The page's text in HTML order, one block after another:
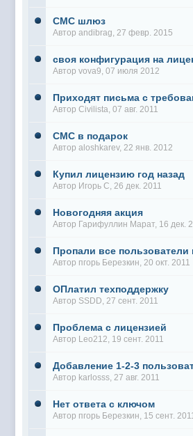
СМС шлюз
Автор andibrag, 27 февр. 2015
своя конфигурация на
Автор vova9, 07 июля 2012
Приходят письма с
Автор Civilista, 07 авг. 2011
СМС в подарок
Автор aloshkarev, 22 янв. 2012
Купил лицензию год назад
Автор Игорь С, 26 дек. 2011
Новогодняя акция
Автор Гарифуллин Марат, 16 дек.
Пропали все пользователи
Автор пгорь Березкин, 20 окт. 2011
ОПлатил техподдержку
Автор SSDD, 27 сент. 2011
Проблема с лицензией
Автор Leo212, 19 сент. 2011
Добавление 1-2-3
Автор karlosss, 27 авг. 2011
Нет ответа с ключом
Автор пгорь Березкин, 15 сент.